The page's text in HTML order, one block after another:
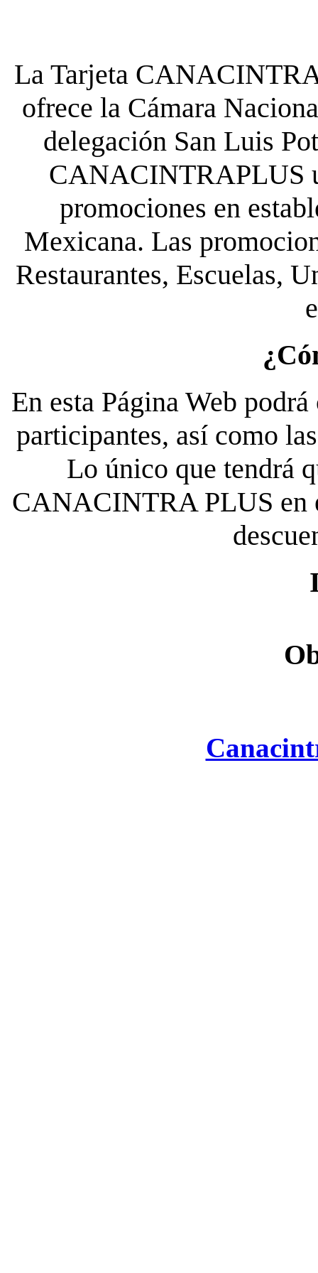
La Tarjeta
ofrece la Cámara
delegación San Luis
CANACINTRAPLUS
promociones en
Mexicana. Las
Restaurantes, Escuelas,
En esta Página Web
participantes, así como
Lo único que tendrá
CANACINTRA PLUS en